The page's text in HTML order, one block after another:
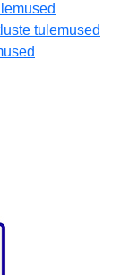
tulemused